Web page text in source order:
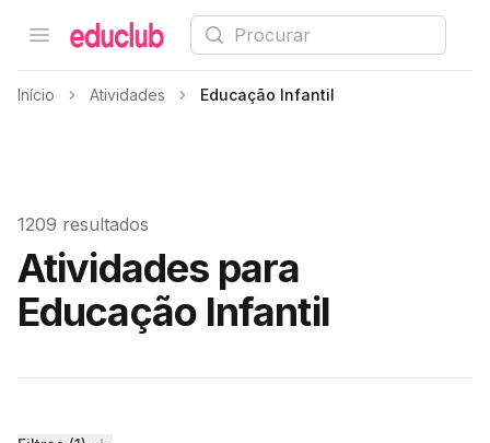
Open menu
Educlub Procurar
Início Atividades Educação Infantil
1209 resultados
Atividades para
Educação Infantil